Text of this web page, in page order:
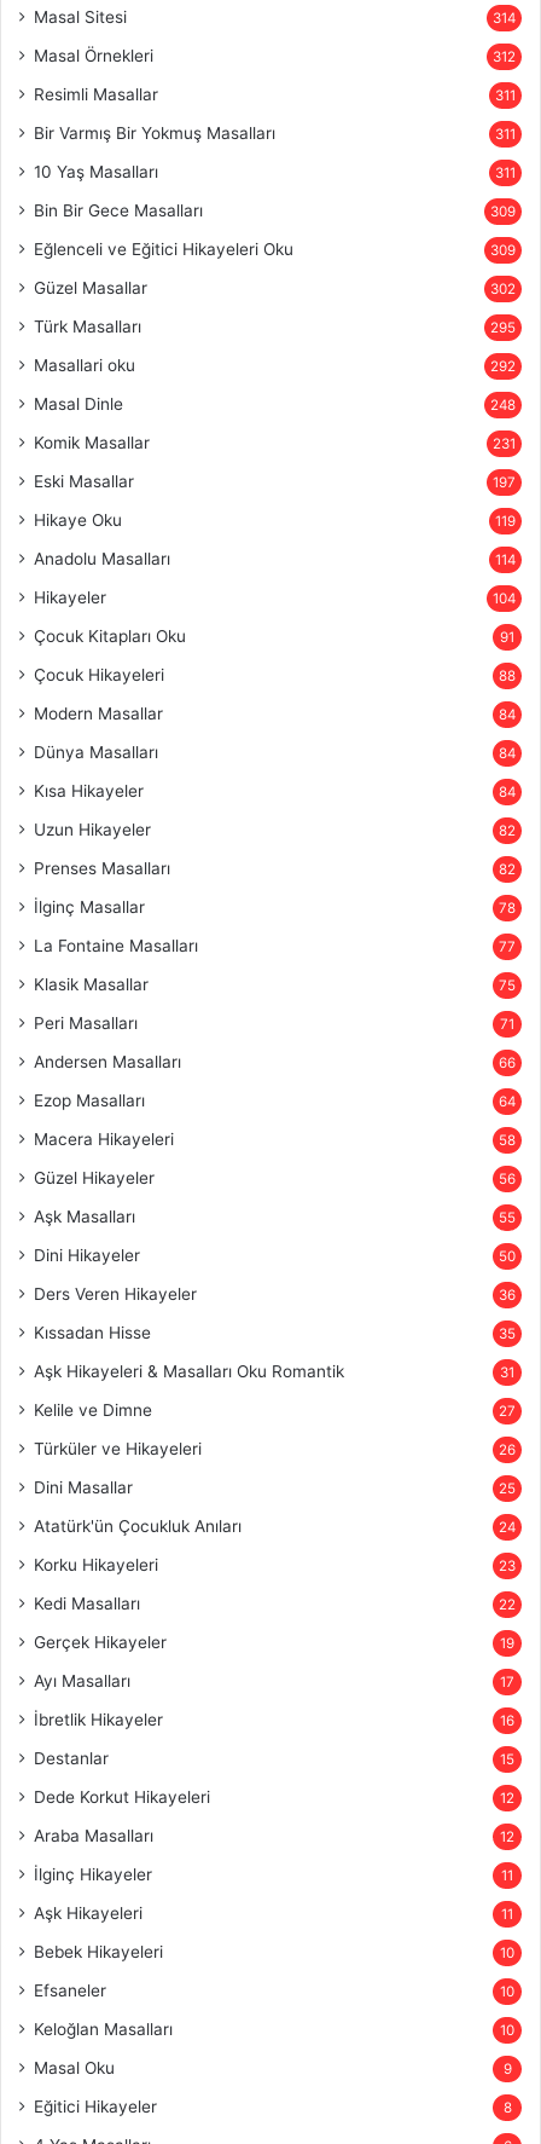
Masal Sitesi 314
Masal Örnekleri 312
Resimli Masallar 311
Bir Varmış Bir Yokmuş Masalları 311
10 Yaş Masalları 311
Bin Bir Gece Masalları 309
Eğlenceli ve Eğitici Hikayeleri Oku 309
Güzel Masallar 302
Türk Masalları 295
Masallari oku 292
Masal Dinle 248
Komik Masallar 231
Eski Masallar 197
Hikaye Oku 119
Anadolu Masalları 114
Hikayeler 104
Çocuk Kitapları Oku 91
Çocuk Hikayeleri 88
Modern Masallar 84
Dünya Masalları 84
Kısa Hikayeler 84
Uzun Hikayeler 82
Prenses Masalları 82
İlginç Masallar 78
La Fontaine Masalları 77
Klasik Masallar 75
Peri Masalları 71
Andersen Masalları 66
Ezop Masalları 64
Macera Hikayeleri 58
Güzel Hikayeler 56
Aşk Masalları 55
Dini Hikayeler 50
Ders Veren Hikayeler 36
Kıssadan Hisse 35
Aşk Hikayeleri & Masalları Oku Romantik 31
Kelile ve Dimne 27
Türküler ve Hikayeleri 26
Dini Masallar 25
Atatürk'ün Çocukluk Anıları 24
Korku Hikayeleri 23
Kedi Masalları 22
Gerçek Hikayeler 19
Ayı Masalları 17
İbretlik Hikayeler 16
Destanlar 15
Dede Korkut Hikayeleri 12
Araba Masalları 12
İlginç Hikayeler 11
Aşk Hikayeleri 11
Bebek Hikayeleri 10
Efsaneler 10
Keloğlan Masalları 10
Masal Oku 9
Eğitici Hikayeler 8